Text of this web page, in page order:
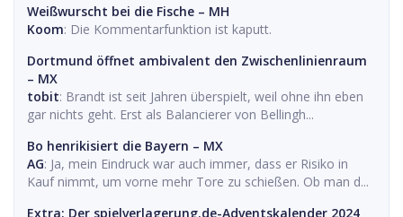
Weißwurscht bei die Fische – MH
Koom: Die Kommentarfunktion ist kaputt.
Dortmund öffnet ambivalent den Zwischenlinienraum
– MX
tobit: Brandt ist seit Jahren überspielt, weil ohne ihn eben
gar nichts geht. Erst als Balancierer von Bellingh...
Bo henrikisiert die Bayern – MX
AG: Ja, mein Eindruck war auch immer, dass er Risiko in
Kauf nimmt, um vorne mehr Tore zu schießen. Ob man d...
Extra: Der spielverlagerung.de-Adventskalender 2024